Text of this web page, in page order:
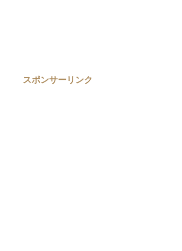
スポンサーリンク